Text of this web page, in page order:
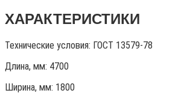
ХАРАКТЕРИСТИКИ
Технические условия: ГОСТ 13579-78
Длина, мм: 4700
Ширина, мм: 1800